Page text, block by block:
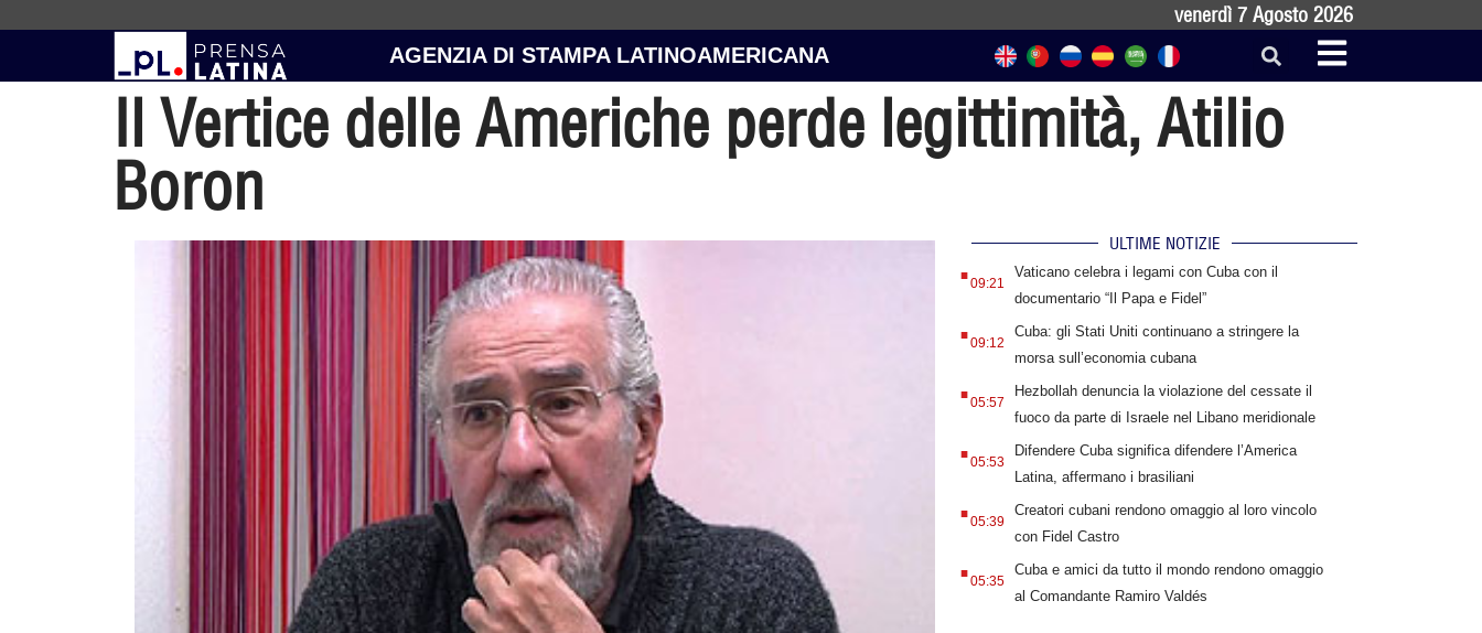
venerdì 7 Agosto 2026
AGENZIA DI STAMPA LATINOAMERICANA
Il Vertice delle Americhe perde legittimità, Atilio
Boron
ULTIME NOTIZIE
.09:21
Vaticano celebra i legami con Cuba con il
documentario “Il Papa e Fidel”
.09:12
Cuba: gli Stati Uniti continuano a stringere la
morsa sull’economia cubana
.05:57
Hezbollah denuncia la violazione del cessate il
fuoco da parte di Israele nel Libano meridionale
.05:53
Difendere Cuba significa difendere l’America
Latina, affermano i brasiliani
.05:39
Creatori cubani rendono omaggio al loro vincolo
con Fidel Castro
.05:35
Cuba e amici da tutto il mondo rendono omaggio
al Comandante Ramiro Valdés